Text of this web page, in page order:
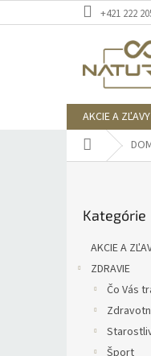
na
+421 222
AKCIE A ZĽAVY
Domov
kategórie
Kategórie
AKCIE A
ZDRAVIE
Čo Vás
Šport